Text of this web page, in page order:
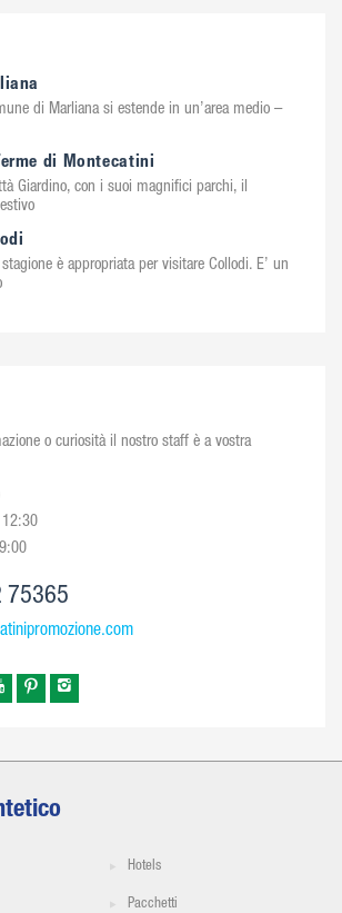
di Marliana si estende in un’area medio –
di Montecatini
Giardino, con i suoi magnifici parchi, il
è appropriata per visitare Collodi. E’ un
o curiosità il nostro staff è a vostra
12:30
75365
Hotels
Pacchetti